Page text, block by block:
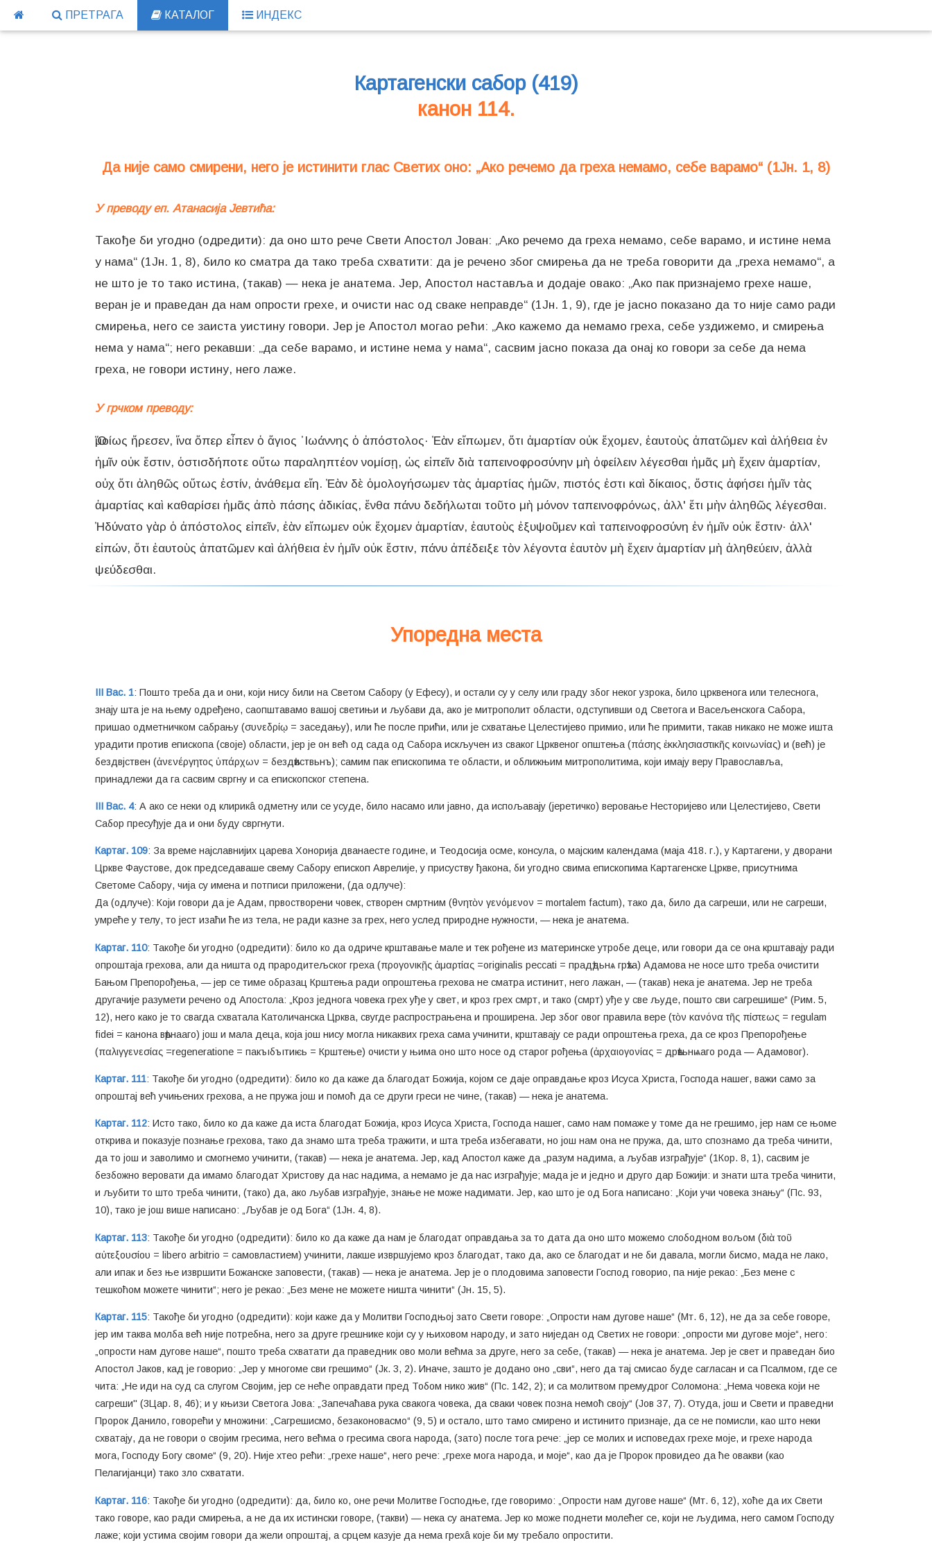
ПРЕТРАГА КАТАЛОГ ИНДЕКС
Картагенски сабор (419)
канон 114.
Да није само смирени, него је истинити глас Светих оно: „Ако речемо да греха немамо, себе варамо“ (1Јн. 1, 8)
У преводу еп. Атанасија Јевтића:
Такође би угодно (одредити): да оно што рече Свети Апостол Јован: „Ако речемо да греха немамо, себе варамо, и истине нема
у нама“ (1Јн. 1, 8), било ко сматра да тако треба схватити: да је речено због смирења да не треба говорити да „греха немамо“, а
не што је то тако истина, (такав) — нека је анатема. Јер, Апостол наставља и додаје овако: „Ако пак признајемо грехе наше,
веран је и праведан да нам опрости грехе, и очисти нас од сваке неправде“ (1Јн. 1, 9), где је јасно показано да то није само ради
смирења, него се заиста уистину говори. Јер је Апостол могао рећи: „Ако кажемо да немамо греха, себе уздижемо, и смирења
нема у нама“; него рекавши: „да себе варамо, и истине нема у нама“, сасвим јасно показа да онај ко говори за себе да нема
греха, не говори истину, него лаже.
У грчком преводу:
Ὅμοίως ἤρεσεν, ἵνα ὅπερ εἶπεν ὁ ἅγιος ᾽Ιωάννης ὁ ἀπόστολος· Ἐὰν εἴπωμεν, ὅτι ἁμαρτίαν οὐκ ἔχομεν, ἑαυτοὺς ἀπατῶμεν καὶ ἀλήθεια ἐν
ἡμῖν οὐκ ἔστιν, ὁστισδήποτε οὕτω παραληπτέον νομίσῃ, ὡς εἰπεῖν διὰ ταπεινοφροσύνην μὴ ὀφείλειν λέγεσθαι ἡμᾶς μὴ ἔχειν ἁμαρτίαν,
οὐχ ὅτι ἀληθῶς οὕτως ἐστίν, ἀνάθεμα εἴη. Ἐὰν δὲ ὁμολογήσωμεν τὰς ἁμαρτίας ἡμῶν, πιστός ἐστι καὶ δίκαιος, ὅστις ἀφήσει ἡμῖν τὰς
ἁμαρτίας καὶ καθαρίσει ἡμᾶς ἀπὸ πάσης ἀδικίας, ἔνθα πάνυ δεδήλωται τοῦτο μὴ μόνον ταπεινοφρόνως, ἀλλ' ἔτι μὴν ἀληθῶς λέγεσθαι.
Ἠδύνατο γὰρ ὁ ἀπόστολος εἰπεῖν, ἐὰν εἴπωμεν οὐκ ἔχομεν ἁμαρτίαν, ἐαυτοὺς ἐξυψοῦμεν καὶ ταπεινοφροσύνη ἐν ἡμῖν οὐκ ἔστιν· ἀλλ'
εἰπών, ὅτι ἐαυτοὺς ἀπατῶμεν καὶ ἀλήθεια ἐν ἡμῖν οὐκ ἔστιν, πάνυ ἀπέδειξε τὸν λέγοντα ἐαυτὸν μὴ ἔχειν ἁμαρτίαν μὴ ἀληθεύειν, ἀλλὰ
Упоредна места
III Вас. 1: Пошто треба да и они, који нису били на Светом Сабору (у Ефесу), и остали су у селу или граду због неког узрока, било црквенога или телеснога,
знају шта је на њему одређено, саопштавамо вашој светињи и љубави да, ако је митрополит области, одступивши од Светога и Васељенскога Сабора,
пришао одметничком сабрању (συνεδρίῳ = заседању), или ће после прићи, или је схватање Целестијево примио, или ће примити, такав никако не може ишта
урадити против епископа (своје) области, јер је он већ од сада од Сабора искључен из сваког Црквеног општења (πάσης ἐκκλησιαστικῆς κοινωνίας) и (већ) је
бездвјствен (ἀνενέργητος ὑπάρχων = бездѣиствьнъ); самим пак епископима те области, и оближњим митрополитима, који имају веру Православља,
принадлежи да га сасвим свргну и са епископског степена.
III Вас. 4: А ако се неки од клирикâ одметну или се усуде, било насамо или јавно, да испољавају (јеретичко) веровање Несторијево или Целестијево, Свети
Сабор пресуђује да и они буду свргнути.
Картаг. 109: За време најславнијих царева Хонорија дванаесте године, и Теодосија осме, консула, о мајским календама (маја 418. г.), у Картагени, у дворани
Цркве Фаустове, док председаваше свему Сабору епископ Аврелије, у присуству ђакона, би угодно свима епископима Картагенске Цркве, присутнима
Светоме Сабору, чија су имена и потписи приложени, (да одлуче):
Да (одлуче): Који говори да је Адам, првостворени човек, створен смртним (θνητὸν γενόμενον = mortalem factum), тако да, било да сагреши, или не сагреши,
умреће у телу, то јест изаћи ће из тела, не ради казне за грех, него услед природне нужности, — нека је анатема.
Картаг. 110: Такође би угодно (одредити): било ко да одриче крштавање мале и тек рођене из материнске утробе деце, или говори да се она крштавају ради
опроштаја грехова, али да ништа од прародитељског греха (προγονικῇς ἁμαρτίας =originalis peccati = прадѣдьнѧ грѣха) Адамова не носе што треба очистити
Бањом Препорођења, — јер се тиме образац Крштења ради опроштења грехова не сматра истинит, него лажан, — (такав) нека је анатема. Јер не треба
другачије разумети речено од Апостола: „Кроз једнога човека грех уђе у свет, и кроз грех смрт, и тако (смрт) уђе у све људе, пошто сви сагрешише“ (Рим. 5,
12), него како је то свагда схватала Католичанска Црква, свугде распрострањена и проширена. Јер због овог правила вере (τὸν κανόνα τῆς πίστεως = regulam
fidei = канона вѣрнааго) још и мала деца, која још нису могла никаквих греха сама учинити, крштавају се ради опроштења греха, да се кроз Препорођење
(παλιγγενεσίας =regeneratione = пакъıбъıтиѥь = Крштење) очисти у њима оно што носе од старог рођења (ἀρχαιογονίας = дрѣвьнѩаго рода — Адамовог).
Картаг. 111: Такође би угодно (одредити): било ко да каже да благодат Божија, којом се даје оправдање кроз Исуса Христа, Господа нашег, важи само за
опроштај већ учињених грехова, а не пружа још и помоћ да се други греси не чине, (такав) — нека је анатема.
Картаг. 112: Исто тако, било ко да каже да иста благодат Божија, кроз Исуса Христа, Господа нашег, само нам помаже у томе да не грешимо, јер нам се њоме
открива и показује познање грехова, тако да знамо шта треба тражити, и шта треба избегавати, но још нам она не пружа, да, што спознамо да треба чинити,
да то још и заволимо и смогнемо учинити, (такав) — нека је анатема. Јер, кад Апостол каже да „разум надима, а љубав изграђује“ (1Кор. 8, 1), сасвим је
безбожно веровати да имамо благодат Христову да нас надима, а немамо је да нас изграђује; мада је и једно и друго дар Божији: и знати шта треба чинити,
и љубити то што треба чинити, (тако) да, ако љубав изграђује, знање не може надимати. Јер, као што је од Бога написано: „Који учи човека знању“ (Пс. 93,
10), тако је још више написано: „Љубав је од Бога“ (1Јн. 4, 8).
Картаг. 113: Такође би угодно (одредити): било ко да каже да нам је благодат оправдања за то дата да оно што можемо слободном вољом (διὰ τοῦ
αὐτεξουσίου = libero arbitrio = самовластием) учинити, лакше извршујемо кроз благодат, тако да, ако се благодат и не би давала, могли бисмо, мада не лако,
али ипак и без ње извршити Божанске заповести, (такав) — нека је анатема. Јер је о плодовима заповести Господ говорио, па није рекао: „Без мене с
тешкоћом можете чинити“; него је рекао: „Без мене не можете ништа чинити“ (Јн. 15, 5).
Картаг. 115: Такође би угодно (одредити): који каже да у Молитви Господњој зато Свети говоре: „Опрости нам дугове наше“ (Мт. 6, 12), не да за себе говоре,
јер им таква молба већ није потребна, него за друге грешнике који су у њиховом народу, и зато ниједан од Светих не говори: „опрости ми дугове моје“, него:
„опрости нам дугове наше“, пошто треба схватати да праведник ово моли већма за друге, него за себе, (такав) — нека је анатема. Јер је свет и праведан био
Апостол Јаков, кад је говорио: „Јер у многоме сви грешимо“ (Јк. 3, 2). Иначе, зашто је додано оно „сви“, него да тај смисао буде сагласан и са Псалмом, где се
чита: „Не иди на суд са слугом Својим, јер се неће оправдати пред Тобом нико жив“ (Пс. 142, 2); и са молитвом премудрог Соломона: „Нема човека који не
сагреши" (3Цар. 8, 46); и у књизи Светога Јова: „Запечаћава рука свакога човека, да сваки човек позна немоћ своју“ (Јов 37, 7). Отуда, још и Свети и праведни
Пророк Данило, говорећи у множини: „Сагрешисмо, безаконовасмо“ (9, 5) и остало, што тамо смирено и истинито признаје, да се не помисли, као што неки
схватају, да не говори о својим гресима, него већма о гресима свога народа, (зато) после тога рече: „јер се молих и исповедах грехе моје, и грехе народа
мога, Господу Богу своме“ (9, 20). Није хтео рећи: „грехе наше“, него рече: „грехе мога народа, и моје“, као да је Пророк провидео да ће овакви (као
Пелагијанци) тако зло схватати.
Картаг. 116: Такође би угодно (одредити): да, било ко, оне речи Молитве Господње, где говоримо: „Опрости нам дугове наше“ (Мт. 6, 12), хоће да их Свети
тако говоре, као ради смирења, а не да их истински говоре, (такви) — нека су анатема. Јер ко може поднети молећег се, који не људима, него самом Господу
лаже; који устима својим говори да жели опроштај, а срцем казује да нема грехâ које би му требало опростити.